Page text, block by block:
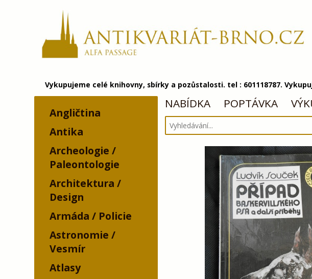
Vykupujeme celé knihovny, sbírky a pozůstalosti. tel : 601118787.
Angličtina
Antika
Archeologie /
Paleontologie
Architektura /
Design
Armáda / Policie
Astronomie /
Vesmír
Atlasy
NABÍDKA POPTÁVKA